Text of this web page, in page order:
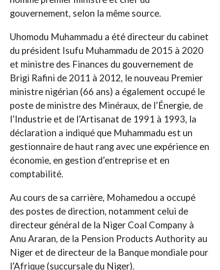
gouvernement, selon la même source.
Uhomodu Muhammadu a été directeur du cabinet
du président Isufu Muhammadu de 2015 à 2020
et ministre des Finances du gouvernement de
Brigi Rafini de 2011 à 2012, le nouveau Premier
ministre nigérian (66 ans) a également occupé le
poste de ministre des Minéraux, de l’Énergie, de
l’Industrie et de l’Artisanat de 1991 à 1993, la
déclaration a indiqué que Muhammadu est un
gestionnaire de haut rang avec une expérience en
économie, en gestion d’entreprise et en
comptabilité.
Au cours de sa carrière, Mohamedou a occupé
des postes de direction, notamment celui de
directeur général de la Niger Coal Company à
Anu Araran, de la Pension Products Authority au
Niger et de directeur de la Banque mondiale pour
l’Afrique (succursale du Niger).